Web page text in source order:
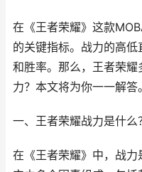
在《王者荣耀》这款
的关键指标。战力的高
和胜率。那么，王者荣
力？本文将为你一一解答。
一、王者荣耀战力是什么
在《王者荣耀》中，战力